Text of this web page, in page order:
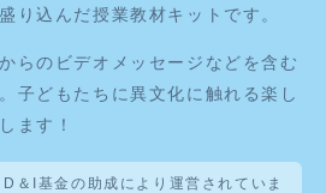
り込んだ授業教材キットです。
らのビデオメッセージなどを含む
子どもたちに異文化に触れる楽し
ます！
I基金の助成により運営されていま